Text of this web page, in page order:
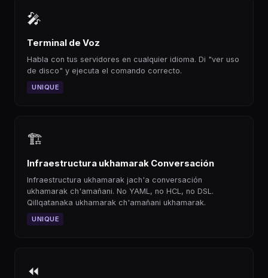
🎤
Terminal de Voz
Habla con tus servidores en cualquier idioma. Di "ver uso
de disco" y ejecuta el comando correcto.
UNIQUE
🏗
Infraestructura ukhamarak Conversación
Infraestructura ukhamarak jach'a conversación
ukhamarak ch'amañani. No YAML, no HCL, no DSL.
Qillqatanaka ukhamarak ch'amañani ukhamarak.
UNIQUE
⏪